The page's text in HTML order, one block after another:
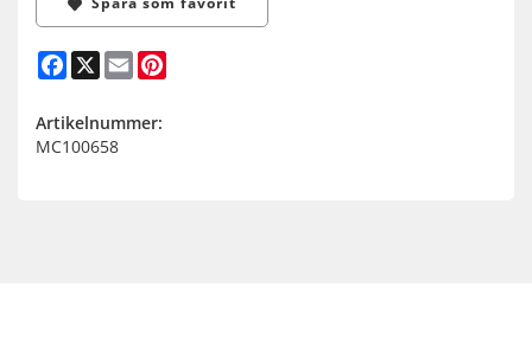
Facebook
X Email
Artikelnummer:
MC100658